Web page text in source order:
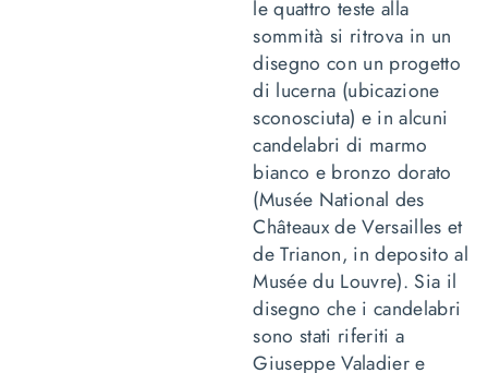
le quattro teste alla
sommità si ritrova in un
disegno con un progetto
di lucerna (ubicazione
sconosciuta) e in alcuni
candelabri di marmo
bianco e bronzo dorato
(Musée National des
Châteaux de Versailles et
de Trianon, in deposito al
Musée du Louvre). Sia il
disegno che i candelabri
sono stati riferiti a
Giuseppe Valadier e